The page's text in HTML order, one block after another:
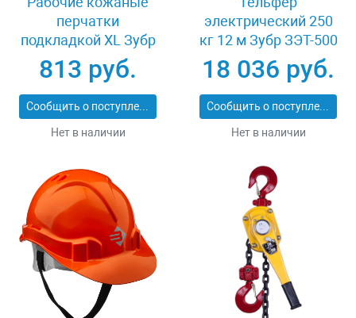
перчатки
подкладкой XL Зубр
МАСТЕР 1135-XL
813 руб.
Сообщить о поступлении
Нет в наличии
электрический 250
кг 12 м Зубр ЗЭТ-500
18 036 руб.
Сообщить о поступлении
Нет в наличии